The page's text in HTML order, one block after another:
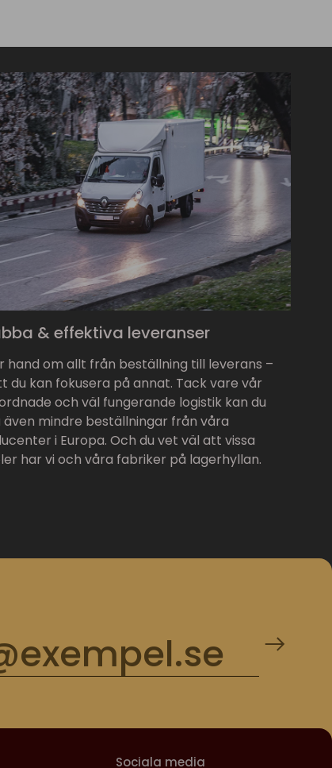
& effektiva leveranser
hand om allt från beställning till leverans –
du kan fokusera på annat. Tack vare vår
och väl fungerande logistik kan du
även mindre beställningar från våra
i Europa. Och du vet väl att vissa
har vi och våra fabriker på lagerhyllan.
Sociala media